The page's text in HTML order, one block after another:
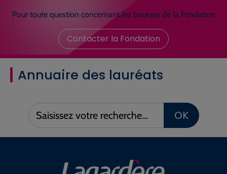
Pour toute question concernant les bourses de la Fondation
Contacter la Fondation
Annuaire des lauréats
Saisissez
votre
OK